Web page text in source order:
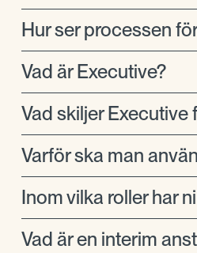
Hur ser processen
Vad är Executive?
Vad skiljer
Varför ska man
Inom vilka roller har
Vad är en interim